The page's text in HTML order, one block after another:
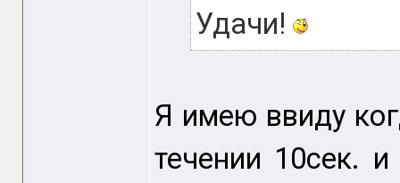
Удачи!
Я имею ввиду
течении 10сек.